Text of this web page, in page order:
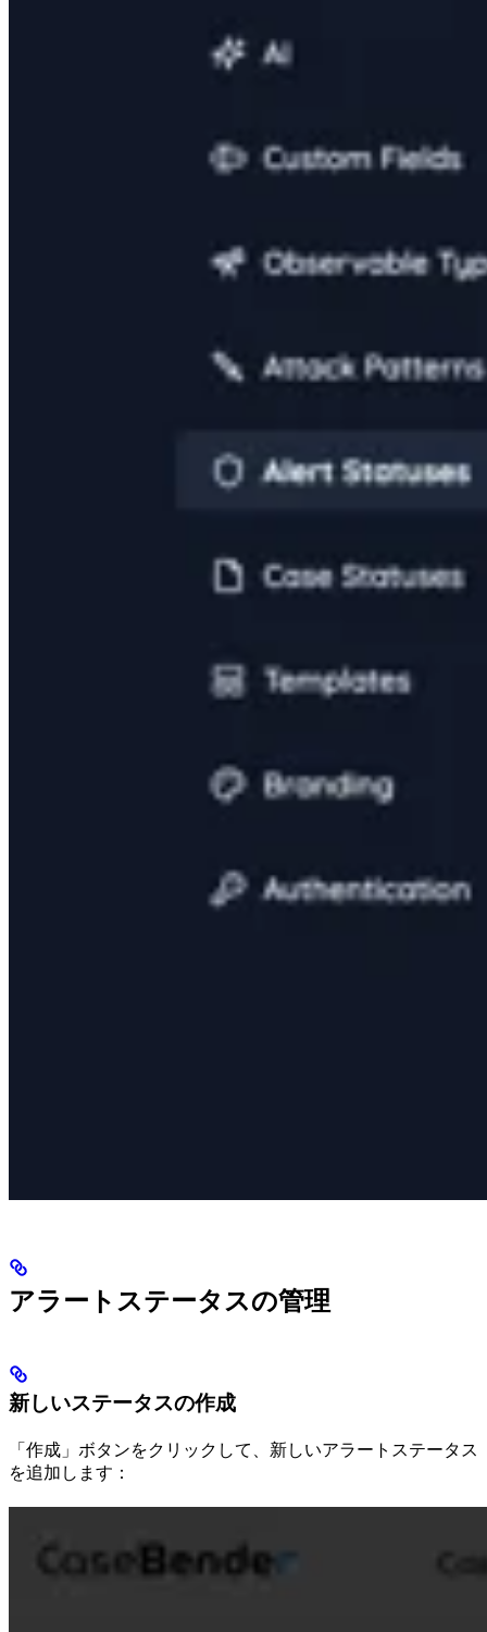
アラートステータスの管理
新しいステータスの作成
「作成」ボタンをクリックして、新しいアラートステータス
を追加します：